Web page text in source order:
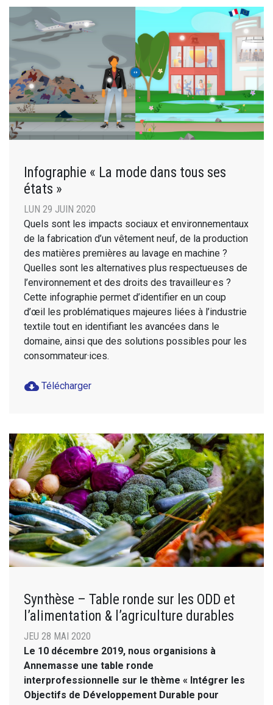
Infographie « La mode dans tous ses
états »
LUN 29 JUIN 2020
Quels sont les impacts sociaux et environnementaux
de la fabrication d’un vêtement neuf, de la production
des matières premières au lavage en machine ?
Quelles sont les alternatives plus respectueuses de
l’environnement et des droits des travailleur·es ?
Cette infographie permet d’identifier en un coup
d’œil les problématiques majeures liées à l’industrie
textile tout en identifiant les avancées dans le
domaine, ainsi que des solutions possibles pour les
consommateur·ices.
cloud_download Télécharger
Synthèse – Table ronde sur les ODD et
l’alimentation & l’agriculture durables
JEU 28 MAI 2020
Le 10 décembre 2019, nous organisions à
Annemasse une table ronde
interprofessionnelle sur le thème « Intégrer les
Objectifs de Développement Durable pour